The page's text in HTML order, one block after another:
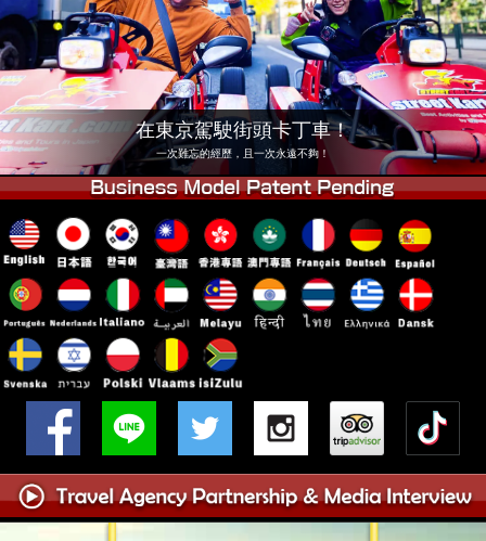
東京 品川 #1 東京 秋葉原 #1
東京 秋葉原 #2 東京 澀谷
東京 澀谷分店 東京灣
東京 淺草 大阪
沖繩
在東京駕駛街頭卡丁車！
一次難忘的經歷，且一次永遠不夠！